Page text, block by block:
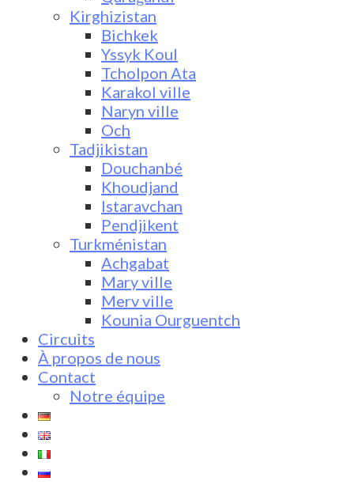
Kirghizistan
Bichkek
Yssyk Koul
Tcholpon Ata
Karakol ville
Naryn ville
Och
Tadjikistan
Douchanbé
Khoudjand
Istaravchan
Pendjikent
Turkménistan
Achgabat
Mary ville
Merv ville
Kounia Ourguentch
Circuits
À propos de nous
Contact
Notre équipe